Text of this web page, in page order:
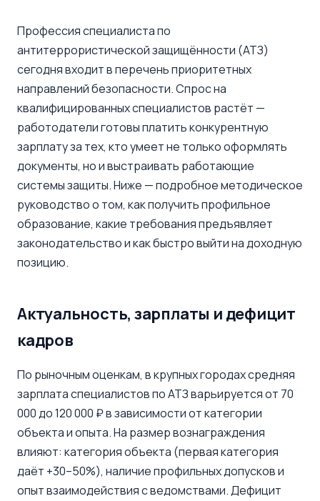
Профессия специалиста по
антитеррористической защищённости (АТЗ)
сегодня входит в перечень приоритетных
направлений безопасности. Спрос на
квалифицированных специалистов растёт —
работодатели готовы платить конкурентную
зарплату за тех, кто умеет не только оформлять
документы, но и выстраивать работающие
системы защиты. Ниже — подробное методическое
руководство о том, как получить профильное
образование, какие требования предъявляет
законодательство и как быстро выйти на доходную
позицию.
Актуальность, зарплаты и дефицит
кадров
По рыночным оценкам, в крупных городах средняя
зарплата специалистов по АТЗ варьируется от 70
000 до 120 000 ₽ в зависимости от категории
объекта и опыта. На размер вознаграждения
влияют: категория объекта (первая категория
даёт +30–50%), наличие профильных допусков и
опыт взаимодействия с ведомствами. Дефицит